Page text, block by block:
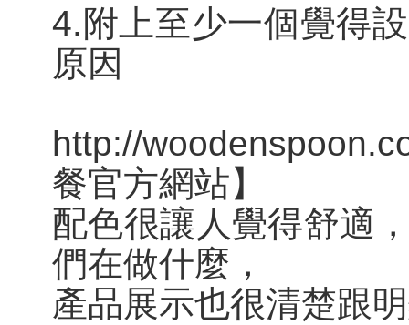
4.附上至少一個覺得
原因
http://
餐官方網站】
配色很讓人覺得舒適
們在做什麼，
產品展示也很清楚跟